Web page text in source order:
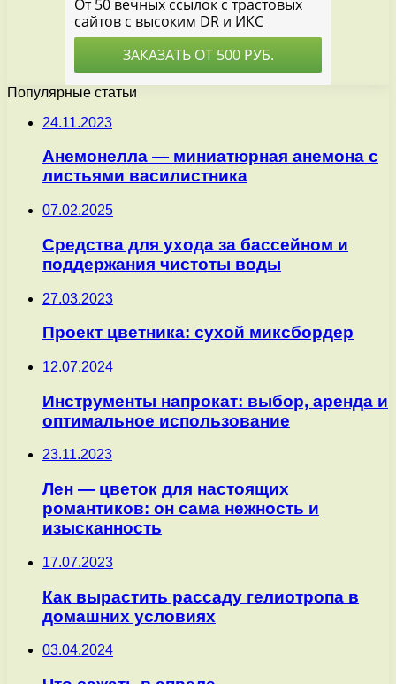
Популярные статьи
24.11.2023
Анемонелла — миниатюрная анемона с
листьями василистника
07.02.2025
Средства для ухода за бассейном и
поддержания чистоты воды
27.03.2023
Проект цветника: сухой миксбордер
12.07.2024
Инструменты напрокат: выбор, аренда и
оптимальное использование
23.11.2023
Лен — цветок для настоящих
романтиков: он сама нежность и
изысканность
17.07.2023
Как вырастить рассаду гелиотропа в
домашних условиях
03.04.2024